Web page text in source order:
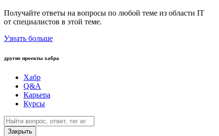
Получайте ответы на вопросы по любой теме из области IT
от специалистов в этой теме.
Узнать больше
другие проекты хабра
Хабр
Q&A
Карьера
Курсы
Закрыть